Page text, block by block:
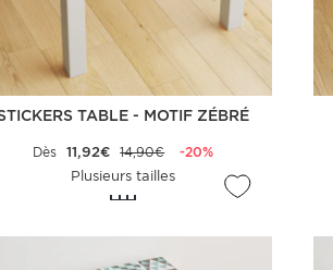
TABLE - MOTIF ZÉBRÉ
Dès 11,92€ 14,90€
-20%
Plusieurs tailles